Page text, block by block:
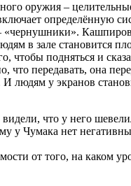
оружия –
определённую
«чернушники».
в зале становится
чтобы подняться и
передавать, она
людям у экранов
что у него
у Чумака нет
от того, на каком